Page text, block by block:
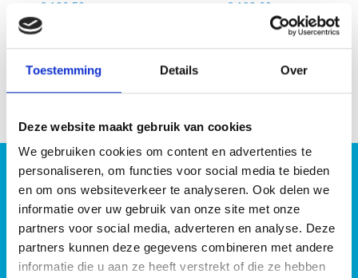
Toestemming Details Over
Deze website maakt gebruik van cookies
We gebruiken cookies om content en advertenties te
personaliseren, om functies voor social media te bieden
en om ons websiteverkeer te analyseren. Ook delen we
informatie over uw gebruik van onze site met onze
partners voor social media, adverteren en analyse. Deze
partners kunnen deze gegevens combineren met andere
informatie die u aan ze heeft verstrekt of die ze hebben
€ 193,60
€ 96,80
€ 66,50
€ 54,45
GRATIS VERZENDING VANAF
€ 50,- excl. BTW